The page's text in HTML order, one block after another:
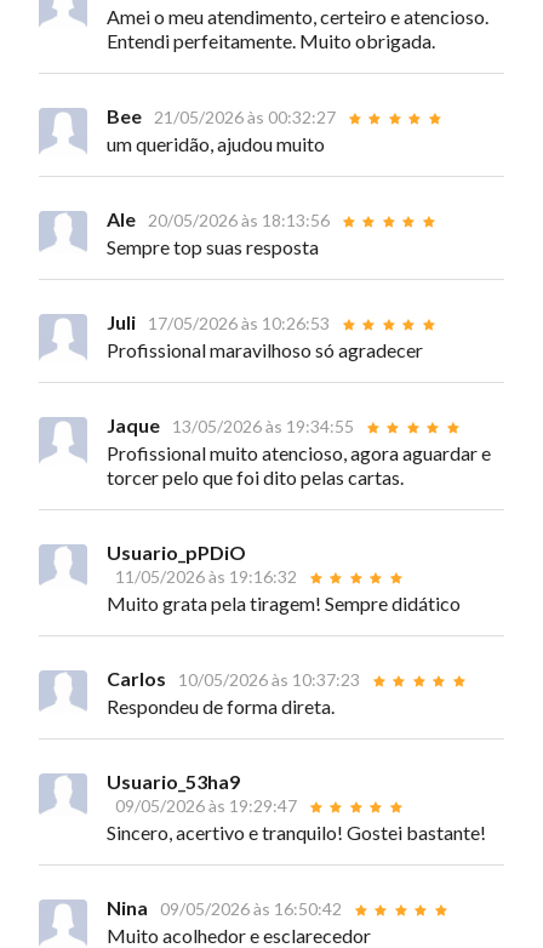
Amei o meu atendimento, certeiro e atencioso.
Entendi perfeitamente. Muito obrigada.
Bee 21/05/2026 às 00:32:27
um queridão, ajudou muito
Ale 20/05/2026 às 18:13:56
Sempre top suas resposta
Juli 17/05/2026 às 10:26:53
Profissional maravilhoso só agradecer
Jaque 13/05/2026 às 19:34:55
Profissional muito atencioso, agora aguardar e
torcer pelo que foi dito pelas cartas.
Usuario_pPDiO
11/05/2026 às 19:16:32
Muito grata pela tiragem! Sempre didático
Carlos 10/05/2026 às 10:37:23
Respondeu de forma direta.
Usuario_53ha9
09/05/2026 às 19:29:47
Sincero, acertivo e tranquilo! Gostei bastante!
Nina 09/05/2026 às 16:50:42
Muito acolhedor e esclarecedor